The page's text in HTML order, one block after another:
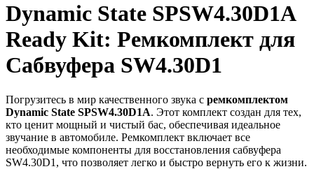
Dynamic State SPSW4.30D1A
Ready Kit: Ремкомплект для
Сабвуфера SW4.30D1
Погрузитесь в мир качественного звука с ремкомплектом
Dynamic State SPSW4.30D1A. Этот комплект создан для тех,
кто ценит мощный и чистый бас, обеспечивая идеальное
звучание в автомобиле. Ремкомплект включает все
необходимые компоненты для восстановления сабвуфера
SW4.30D1, что позволяет легко и быстро вернуть его к жизни.